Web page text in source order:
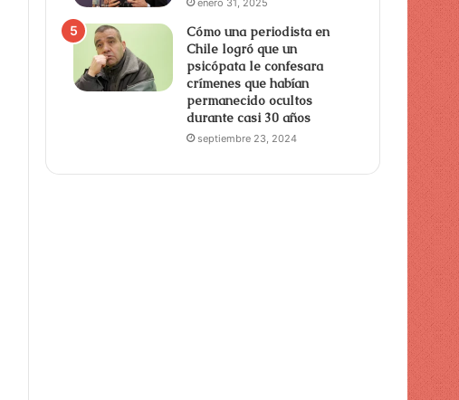
enero 31, 2025
Cómo una periodista en
Chile logró que un
psicópata le confesara
crímenes que habían
permanecido ocultos
durante casi 30 años
septiembre 23, 2024